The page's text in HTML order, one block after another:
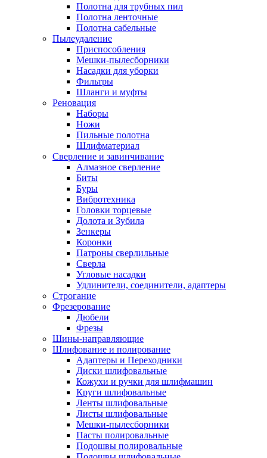
Полотна для трубных пил
Полотна ленточные
Полотна сабельные
Пылеудаление
Приспособления
Мешки-пылесборники
Насадки для уборки
Фильтры
Шланги и муфты
Реновация
Наборы
Ножи
Пильные полотна
Шлифматериал
Сверление и завинчивание
Алмазное сверление
Биты
Буры
Вибротехника
Головки торцевые
Долота и Зубила
Зенкеры
Коронки
Патроны сверлильные
Сверла
Угловые насадки
Удлинители, соединители, адаптеры
Строгание
Фрезерование
Дюбели
Фрезы
Шины-направляющие
Шлифование и полирование
Адаптеры и Переходники
Диски шлифовальные
Кожухи и ручки для шлифмашин
Круги шлифовальные
Ленты шлифовальные
Листы шлифовальные
Мешки-пылесборники
Пасты полировальные
Подошвы полировальные